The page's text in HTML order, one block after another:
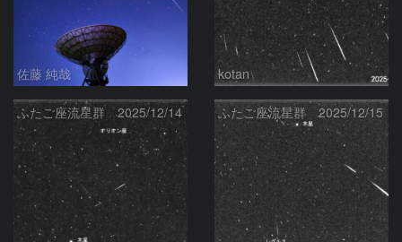
佐藤 純哉 kotan
ふたご座流星群 2025/12/14 ふたご座流星群 2025/12/15